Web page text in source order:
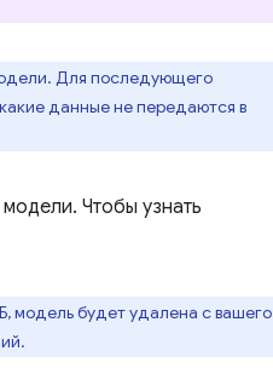
Для последующего
данные не передаются в
Чтобы узнать
модель будет удалена с вашего